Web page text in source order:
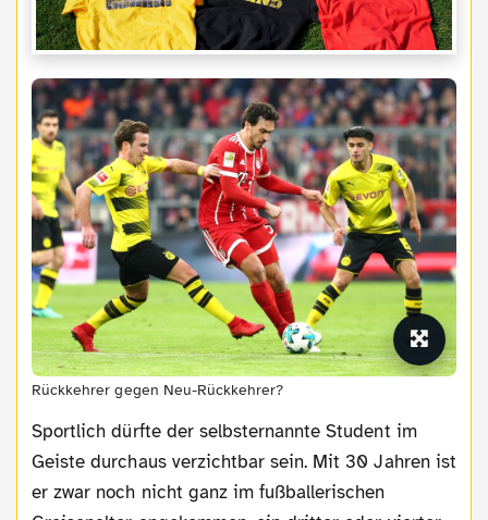
Rückkehrer gegen Neu-Rückkehrer?
Sportlich dürfte der selbsternannte Student im
Geiste durchaus verzichtbar sein. Mit 30 Jahren ist
er zwar noch nicht ganz im fußballerischen